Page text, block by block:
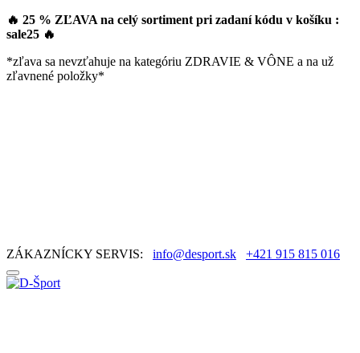
🔥 25 % ZĽAVA na celý sortiment pri zadaní kódu v košíku :
sale25 🔥
*zľava sa nevzťahuje na kategóriu ZDRAVIE & VÔNE a na už
zľavnené položky*
ZÁKAZNÍCKY SERVIS: info@desport.sk +421 915 815 016